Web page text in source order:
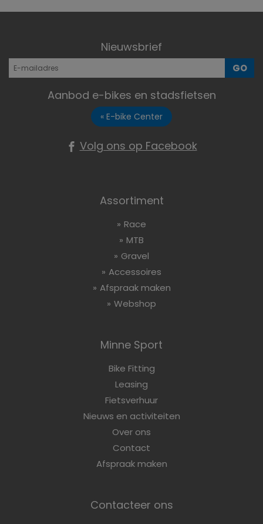
Nieuwsbrief
GO
Aanbod e-bikes en stadsfietsen
« E-bike Center
Volg ons op Facebook
Assortiment
Race
MTB
Gravel
Accessoires
Afspraak maken
Webshop
Minne Sport
Bike Fitting
Leasing
Fietsverhuur
Nieuws en activiteiten
Over ons
Contact
Afspraak maken
Contacteer ons